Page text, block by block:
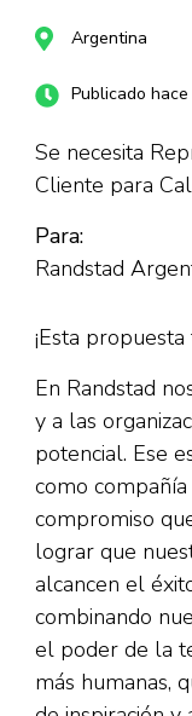
Argentina
Publicado
Se necesita
Cliente para
Para:
Randstad
¡Esta
En Randstad
y a las
potencial. Ese
como
compromiso
lograr que
alcancen el
combinando
el poder de la
más humanas,